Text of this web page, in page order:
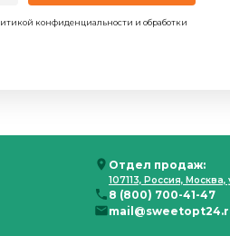
конфиденциальности и обработки
Отдел продаж:
107113, Россия,
8 (800) 700-41-47